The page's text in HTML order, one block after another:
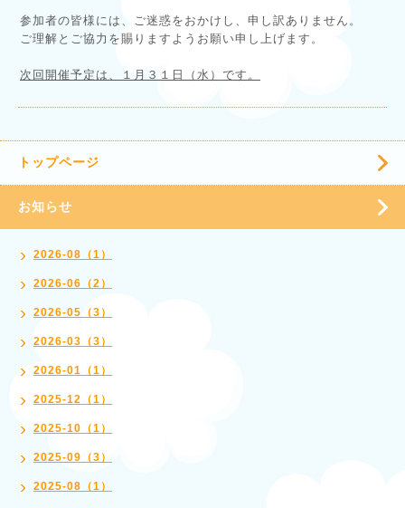
参加者の皆様には、ご迷惑をおかけし、申し訳ありません。
ご理解とご協力を賜りますようお願い申し上げます。
次回開催予定は、１月３１日（水）です。
トップページ
お知らせ
2026-08（1）
2026-06（2）
2026-05（3）
2026-03（3）
2026-01（1）
2025-12（1）
2025-10（1）
2025-09（3）
2025-08（1）